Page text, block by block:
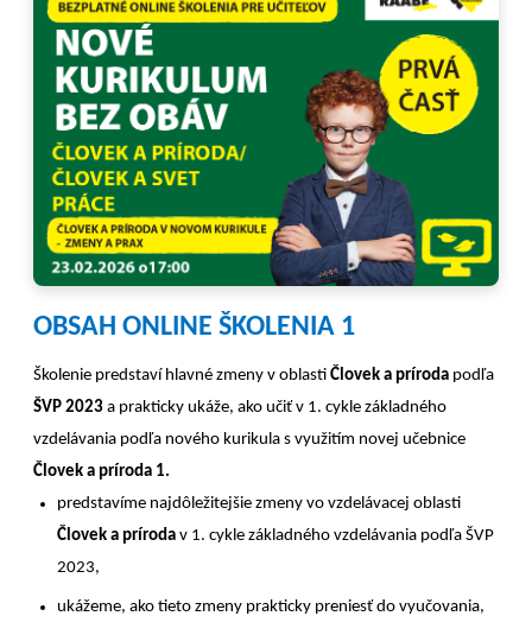
OBSAH ONLINE ŠKOLENIA 1
Školenie predstaví hlavné zmeny v oblasti Človek a príroda podľa
ŠVP 2023 a prakticky ukáže, ako učiť v 1. cykle základného
vzdelávania podľa nového kurikula s využitím novej učebnice
Človek a príroda 1.
predstavíme najdôležitejšie zmeny vo vzdelávacej oblasti
Človek a príroda v 1. cykle základného vzdelávania podľa ŠVP
2023,
ukážeme, ako tieto zmeny prakticky preniesť do vyučovania,